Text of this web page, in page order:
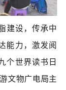
建设，传承中
能力，激发阅
个世界读书日
文物广电局主